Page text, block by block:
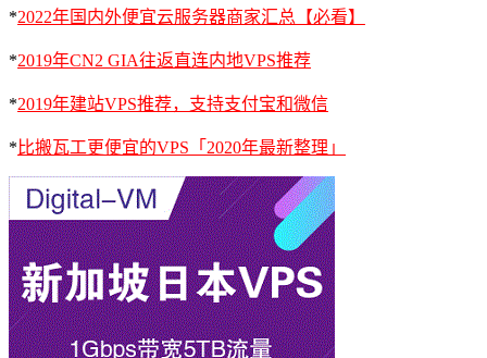
*2022年国内外便宜云服务器商家汇总【必看】
*2019年CN2 GIA往返直连内地VPS推荐
*2019年建站VPS推荐，支持支付宝和微信
* 比搬瓦工更便宜的VPS「2020年最新整理」